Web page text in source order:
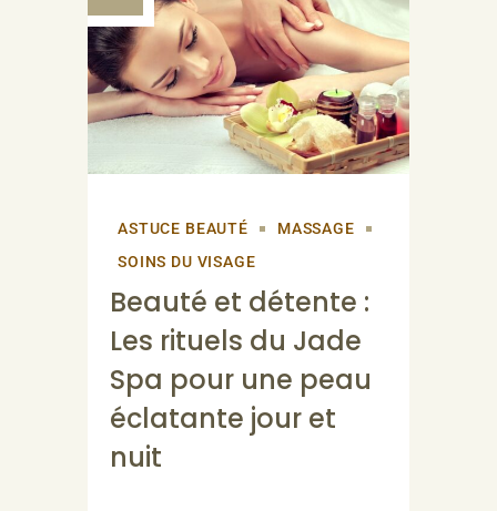
ASTUCE BEAUTÉ
MASSAGE
SOINS DU VISAGE
Beauté et détente :
Les rituels du Jade
Spa pour une peau
éclatante jour et
nuit